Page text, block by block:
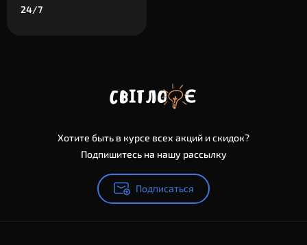
24/7
Хотите быть в курсе всех акций и скидок?
Подпишитесь на нашу рассылку
Подписаться